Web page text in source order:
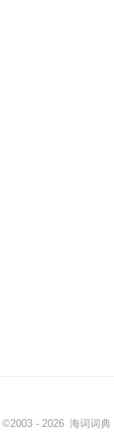
©2003 - 2026 海词词典